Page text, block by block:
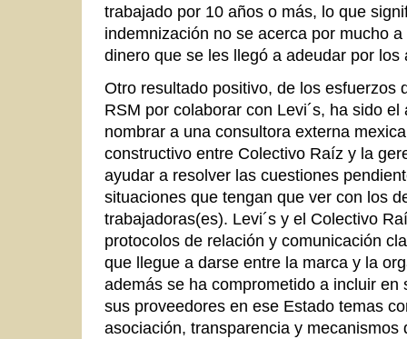
trabajado por 10 años o más, lo que
indemnización no se acerca por mucho
dinero que se les llegó a adeudar por los
Otro resultado positivo, de los esfuerzos
RSM por colaborar con Levi´s, ha sido
nombrar a una consultora externa
constructivo entre Colectivo Raíz y la
ayudar a resolver las cuestiones
situaciones que tengan que ver con los
trabajadoras(es). Levi´s y el Colectivo
protocolos de relación y comunicación
que llegue a darse entre la marca y la
además se ha comprometido a incluir en
sus proveedores en ese Estado temas
asociación, transparencia y mecanismos